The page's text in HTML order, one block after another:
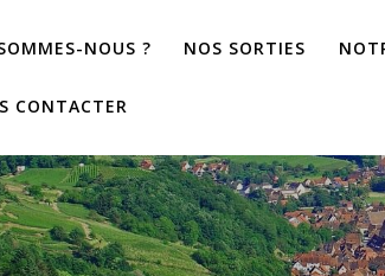
NOUS ? NOS SORTIES
CONTACTER